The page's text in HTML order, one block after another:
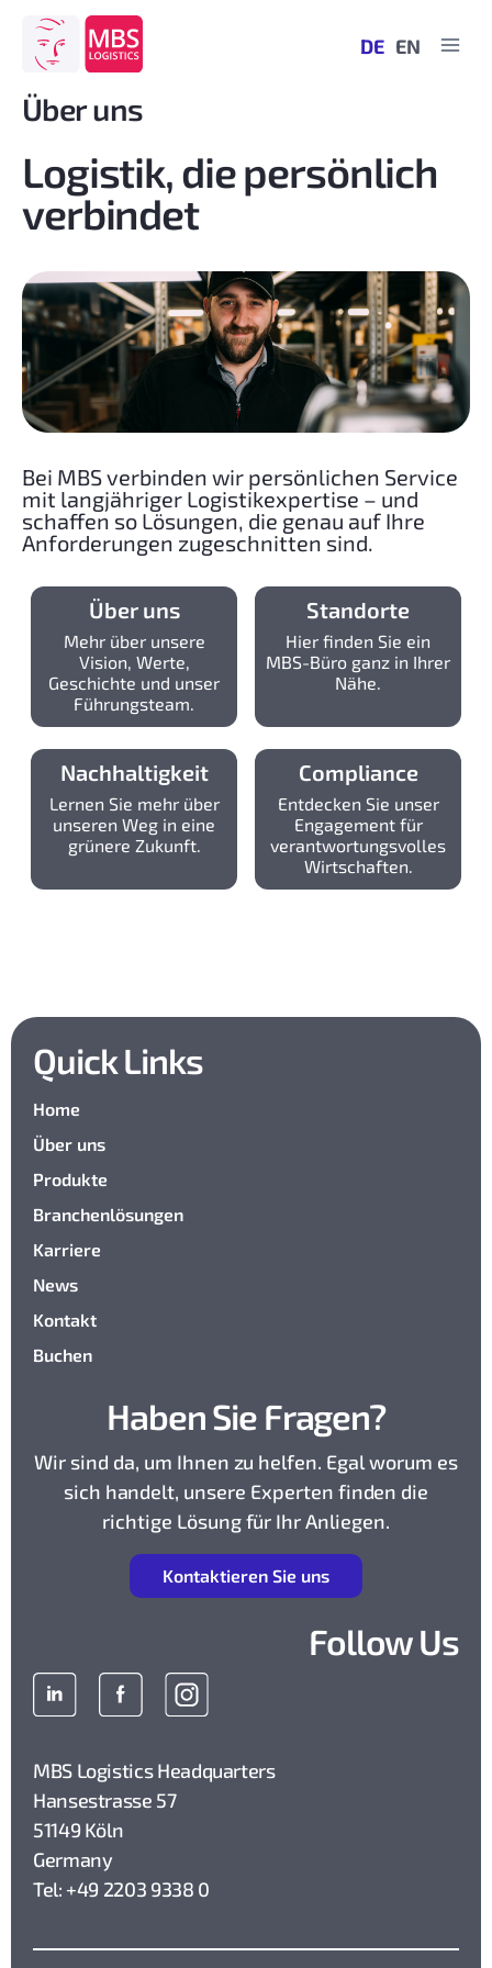
Inhalt
springen
DE EN
Über uns
Logistik, die persönlich
verbindet
Bei MBS verbinden wir persönlichen Service
mit langjähriger Logistikexpertise – und
schaffen so Lösungen, die genau auf Ihre
Anforderungen zugeschnitten sind.
Über uns
Mehr über unsere
Vision, Werte,
Geschichte und unser
Führungsteam.
Standorte
Hier finden Sie ein
MBS-Büro ganz in Ihrer
Nähe.
Nachhaltigkeit
Lernen Sie mehr über
unseren Weg in eine
grünere Zukunft.
Compliance
Entdecken Sie unser
Engagement für
verantwortungsvolles
Wirtschaften.
Quick Links
Home
Über uns
Produkte
Branchenlösungen
Karriere
News
Kontakt
Buchen
Haben Sie Fragen?
Wir sind da, um Ihnen zu helfen. Egal worum es
sich handelt, unsere Experten finden die
richtige Lösung für Ihr Anliegen.
Kontaktieren Sie uns
Follow Us
MBS Logistics Headquarters
Hansestrasse 57
51149 Köln
Germany
Tel: +49 2203 9338 0